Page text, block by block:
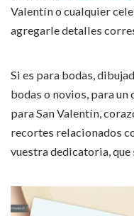
Valentín o cualquier
agregarle detalles
Si es para bodas,
bodas o novios, para
para San Valentín,
recortes relacionados
vuestra dedicatoria,